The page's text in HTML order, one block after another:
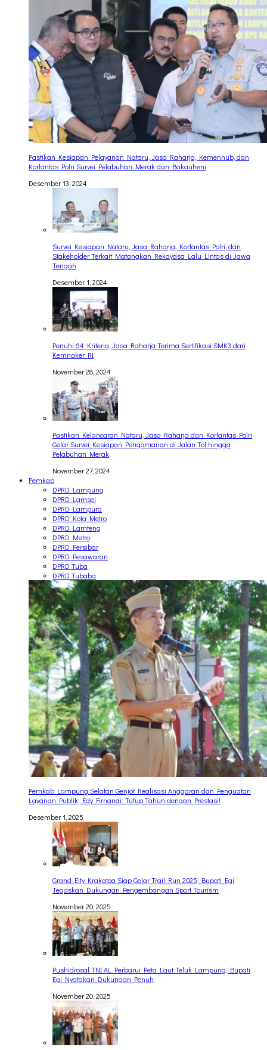
Pastikan Kesiapan Pelayanan Nataru, Jasa Raharja, Kemenhub, dan
Korlantas Polri Survei Pelabuhan Merak dan Bakauheni
Desember 13, 2024
Survei Kesiapan Nataru, Jasa Raharja, Korlantas Polri, dan
Stakeholder Terkait Matangkan Rekayasa Lalu Lintas di Jawa
Tengah
Desember 1, 2024
Penuhi 64 Kriteria, Jasa Raharja Terima Sertifikasi SMK3 dari
Kemnaker RI
November 28, 2024
Pastikan Kelancaran Nataru, Jasa Raharja dan Korlantas Polri
Gelar Survei Kesiapan Pengamanan di Jalan Tol hingga
Pelabuhan Merak
November 27, 2024
Pemkab
DPRD Lampung
DPRD Lamsel
DPRD Lampura
DPRD Kota Metro
DPRD Lamteng
DPRD Metro
DPRD Persibar
DPRD Pesawaran
DPRD Tuba
DPRD Tubaba
Pemkab Lampung Selatan Genjot Realisasi Anggaran dan Penguatan
Layanan Publik, Edy Firnandi: Tutup Tahun dengan Prestasi!
Desember 1, 2025
Grand Elty Krakatoa Siap Gelar Trail Run 2025, Bupati Egi
Tegaskan Dukungan Pengembangan Sport Tourism
November 20, 2025
Pushidrosal TNI AL Perbarui Peta Laut Teluk Lampung, Bupati
Egi Nyatakan Dukungan Penuh
November 20, 2025